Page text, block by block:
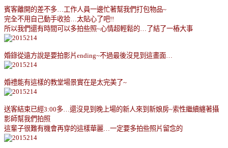
賓客離開的差不多 工作人員一邊忙著幫我們打包物品~
完全不用自己動手收拾
太貼心了吧!!
所以我們還有時間可以多拍些照~心情超輕鬆的 了結了一樁大事
婚錄從遠方說是要拍影片ending~不過最後沒見到這畫面
婚禮能有這樣的教堂場景實在是太完美了~
送客結束已經3:00多 還沒見到晚上場的新人來到新娘房~索性繼續纏著攝
影師幫我們拍照
這輩子很難有機會再穿的這樣華麗
一定要多拍些照片留念的